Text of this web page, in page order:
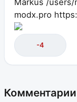
modx.pro
-4